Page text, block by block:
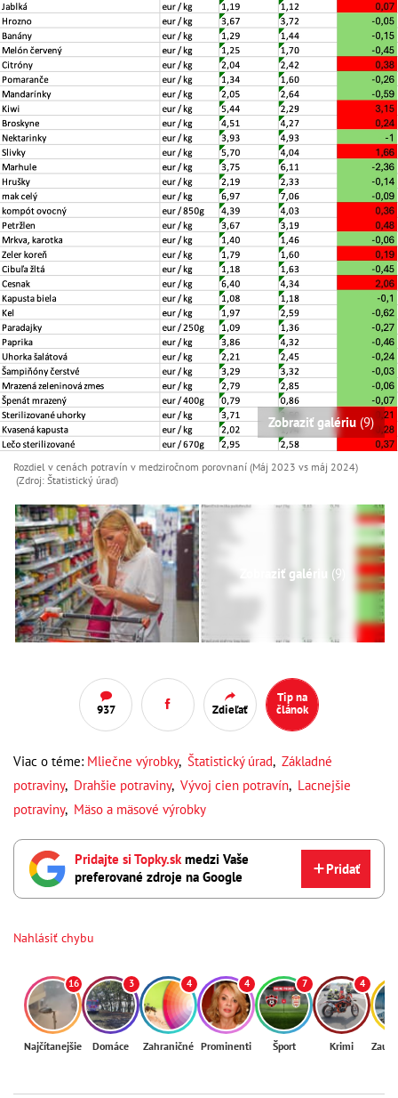
Zobraziť galériu (9)
Rozdiel v cenách potravín v medziročnom porovnaní (Máj 2023 vs máj 2024)
(Zdroj: Štatistický úrad)
Zobraziť galériu (9)
937 Zdieľať
Tip na
článok
Viac o téme: Mliečne výrobky, Štatistický úrad, Základné
potraviny, Drahšie potraviny, Vývoj cien potravín, Lacnejšie
potraviny, Mäso a mäsové výrobky
Pridajte si Topky.skmedzi Vaše
preferované zdroje na Google
Pridať
Nahlásiť chybu
16
Najčítanejšie
3
Domáce
4
Zahraničné
4
Prominenti
7
Šport
4
Krimi